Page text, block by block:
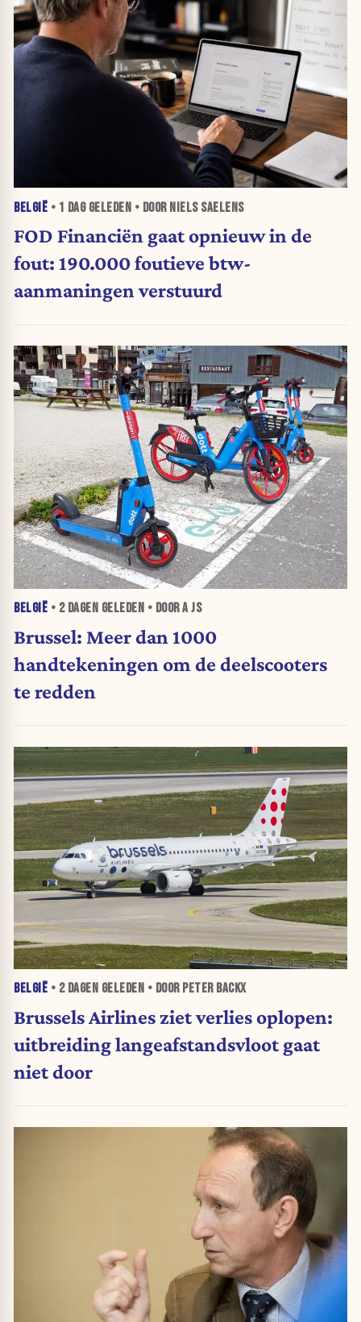
BELGIË • 1 DAGGELEDEN • DOOR NIELS SAELENS
FOD Financiën gaat opnieuw in de
fout: 190.000 foutieve btw-
aanmaningen verstuurd
BELGIË • 2 DAGEN GELEDEN • DOOR A JS
Brussel: Meer dan 1000
handtekeningen om de deelscooters
te redden
BELGIË • 2 DAGEN GELEDEN • DOOR PETER BACKX
Brussels Airlines ziet verlies oplopen:
uitbreiding langeafstandsvloot gaat
niet door